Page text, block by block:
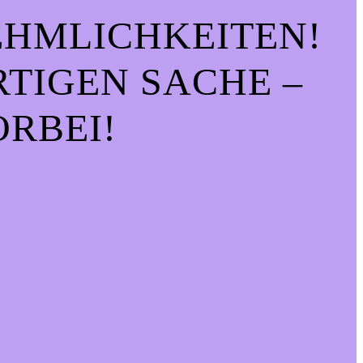
SACHE – S